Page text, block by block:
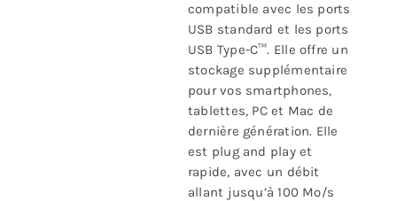
compatible avec les ports
USB standard et les ports
USB Type-C™. Elle offre un
stockage supplémentaire
pour vos smartphones,
tablettes, PC et Mac de
dernière génération. Elle
est plug and play et
rapide, avec un débit
allant jusqu’à 100 Mo/s